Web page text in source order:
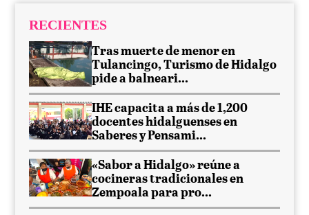
RECIENTES
Tras muerte de menor en
Tulancingo, Turismo de Hidalgo
pide a balneari...
IHE capacita a más de 1,200
docentes hidalguenses en
Saberes y Pensami...
«Sabor a Hidalgo» reúne a
cocineras tradicionales en
Zempoala para pro...